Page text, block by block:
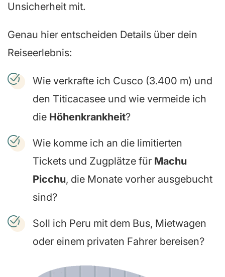
Unsicherheit mit.
Genau hier entscheiden Details über dein
Reiseerlebnis:
Wie verkrafte ich Cusco (3.400 m) und
den Titicacasee und wie vermeide ich
die Höhenkrankheit?
Wie komme ich an die limitierten
Tickets und Zugplätze für Machu
Picchu, die Monate vorher ausgebucht
sind?
Soll ich Peru mit dem Bus, Mietwagen
oder einem privaten Fahrer bereisen?